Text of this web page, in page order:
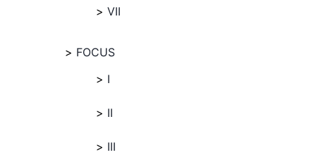
VII
FOCUS
I
II
III